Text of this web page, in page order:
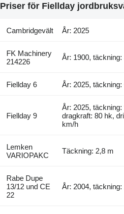
Priser för Fiellday
Cambridgevält År: 2025
FK Machinery
214226
År: 1900, täckning:
Fiellday 6 År: 2025, täckning:
Fiellday 9
År: 2025,
dragkraft: 80 hk,
km/h
Lemken
VARIOPAKC
Täckning: 2,8 m
Rabe Dupe
13/12 und CE
22
År: 2004, täckning: